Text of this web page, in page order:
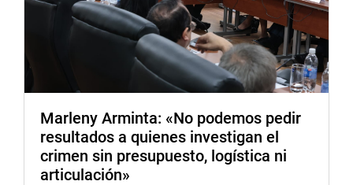
Marleny Arminta: «No podemos pedir
resultados a quienes investigan el
crimen sin presupuesto, logística ni
articulación»